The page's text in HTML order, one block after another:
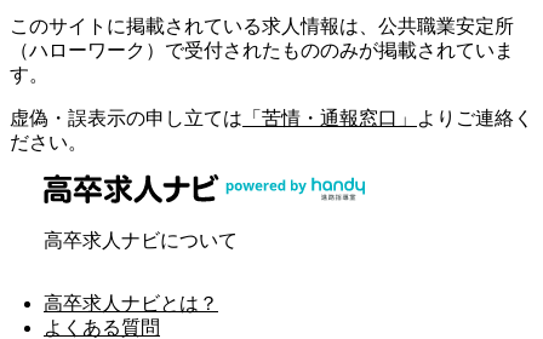
このサイトに掲載されている求人情報は、公共職業安定所
（ハローワーク）で受付されたもののみが掲載されていま
す。
虚偽・誤表示の申し立ては 「苦情・通報窓口」
よりご連絡く
ださい。
高卒求人ナビについて
高卒求人ナビとは？
よくある質問